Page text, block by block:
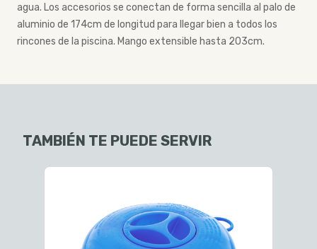
agua. Los accesorios se conectan de forma sencilla al palo de
aluminio de 174cm de longitud para llegar bien a todos los
rincones de la piscina. Mango extensible hasta 203cm.
TAMBIÉN TE PUEDE SERVIR